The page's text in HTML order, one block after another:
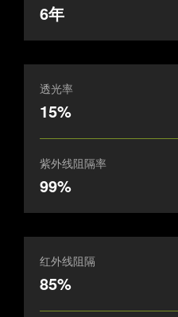
6年
透光率
15%
紫外线阻隔率
99%
红外线阻隔
85%